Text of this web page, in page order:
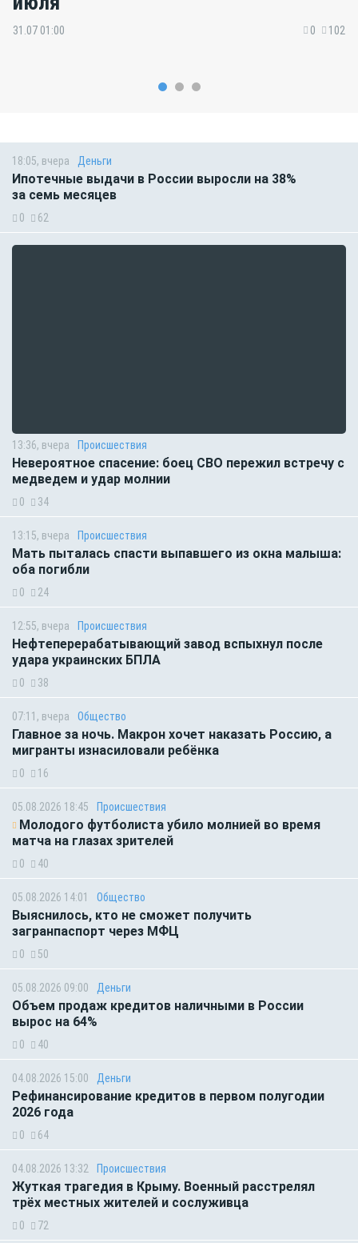
31.07 01:00 0 102
18:05, вчера Деньги
Ипотечные выдачи в России выросли на 38%
за семь месяцев
0 62
13:36, вчера Происшествия
Невероятное спасение: боец СВО пережил встречу с
медведем и удар молнии
0 34
13:15, вчера Происшествия
Мать пыталась спасти выпавшего из окна малыша:
оба погибли
0 24
12:55, вчера Происшествия
Нефтеперерабатывающий завод вспыхнул после
удара украинских БПЛА
0 38
07:11, вчера Общество
Главное за ночь. Макрон хочет наказать Россию, а
мигранты изнасиловали ребёнка
0 16
05.08.2026 18:45 Происшествия
Молодого футболиста убило молнией во время
матча на глазах зрителей
0 40
05.08.2026 14:01 Общество
Выяснилось, кто не сможет получить
загранпаспорт через МФЦ
0 50
05.08.2026 09:00 Деньги
Объем продаж кредитов наличными в России
вырос на 64%
0 40
04.08.2026 15:00 Деньги
Рефинансирование кредитов в первом полугодии
2026 года
0 64
04.08.2026 13:32 Происшествия
Жуткая трагедия в Крыму. Военный расстрелял
трёх местных жителей и сослуживца
0 72